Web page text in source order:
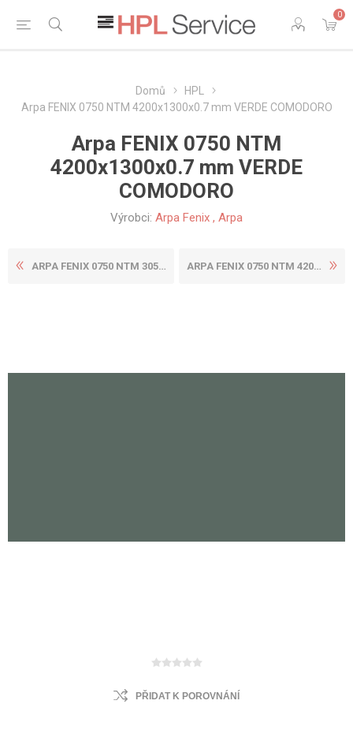
0
Domů
HPL
Arpa FENIX 0750 NTM 4200x1300x0.7 mm VERDE COMODORO
Arpa FENIX 0750 NTM
4200x1300x0.7 mm VERDE
COMODORO
Výrobci: Arpa Fenix , Arpa
ARPA FENIX 0750 NTM 3050X13... ARPA FENIX 0750 NTM 4200X16...
PŘIDAT K POROVNÁNÍ